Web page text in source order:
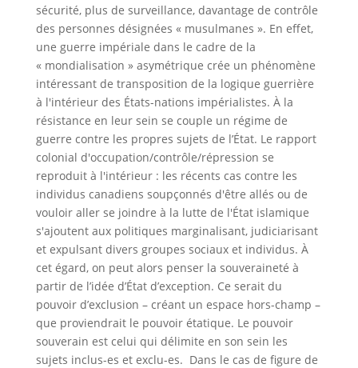
sécurité, plus de surveillance, davantage de contrôle
des personnes désignées « musulmanes ». En effet,
une guerre impériale dans le cadre de la
« mondialisation » asymétrique crée un phénomène
intéressant de transposition de la logique guerrière
à l'intérieur des États-nations impérialistes. À la
résistance en leur sein se couple un régime de
guerre contre les propres sujets de l’État. Le rapport
colonial d'occupation/contrôle/répression se
reproduit à l'intérieur : les récents cas contre les
individus canadiens soupçonnés d'être allés ou de
vouloir aller se joindre à la lutte de l'État islamique
s'ajoutent aux politiques marginalisant, judiciarisant
et expulsant divers groupes sociaux et individus. À
cet égard, on peut alors penser la souveraineté à
partir de l’idée d’État d’exception. Ce serait du
pouvoir d’exclusion – créant un espace hors-champ –
que proviendrait le pouvoir étatique. Le pouvoir
souverain est celui qui délimite en son sein les
sujets inclus-es et exclu-es. Dans le cas de figure de